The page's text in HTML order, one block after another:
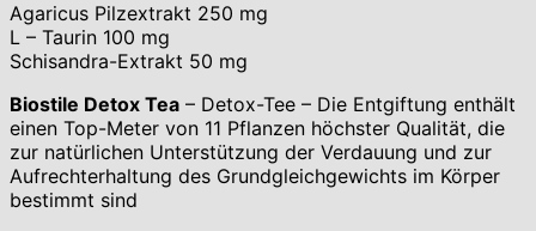
Agaricus Pilzextrakt 250 mg
L – Taurin 100 mg
Schisandra-Extrakt 50 mg
Biostile Detox Tea – Detox-Tee – Die Entgiftung enthält
einen Top-Meter von 11 Pflanzen höchster Qualität, die
zur natürlichen Unterstützung der Verdauung und zur
Aufrechterhaltung des Grundgleichgewichts im Körper
bestimmt sind